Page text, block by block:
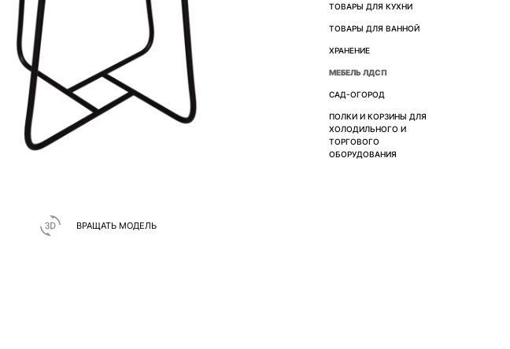
ВРАЩАТЬ МОДЕЛЬ
ТОВАРЫ ДЛЯ КУХНИ
ТОВАРЫ ДЛЯ ВАННОЙ
ХРАНЕНИЕ
МЕБЕЛЬ ЛДСП
САД-ОГОРОД
ПОЛКИ И КОРЗИНЫ ДЛЯ
ХОЛОДИЛЬНОГО И
ТОРГОВОГО
ОБОРУДОВАНИЯ